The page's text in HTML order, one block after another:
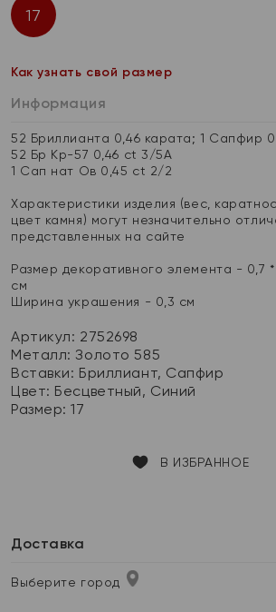
17
Как узнать свой размер
Информация
52 Бриллианта 0,46 карата; 1 Сапфир
52 Бр Кр-57 0,46 ct 3/5А
1 Сап нат Ов 0,45 ct 2/2
Характеристики изделия (вес,
цвет камня) могут незначительно
представленных на сайте
Размер декоративного элемента - 0,7
см
Ширина украшения - 0,3 см
Артикул: 2752698
Металл:Золото 585
Вставки: Бриллиант, Сапфир
Цвет: Бесцветный, Синий
Размер:17
В ИЗБРАННОЕ
Доставка
Выберите город